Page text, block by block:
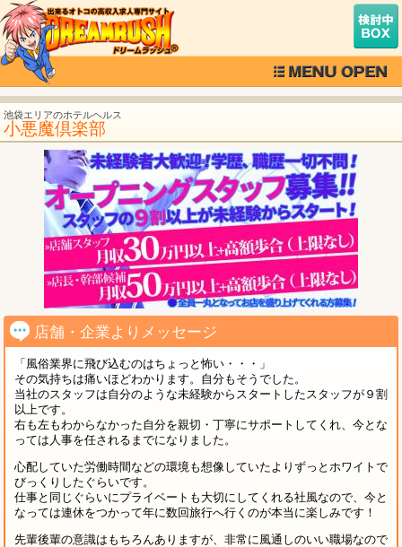
池袋エリアのホテルヘルス
小悪魔倶楽部
店舗・企業よりメッセージ
「風俗業界に飛び込むのはちょっと怖い・・・」
その気持ちは痛いほどわかります。自分もそうでした。
当社のスタッフは自分のような未経験からスタートしたスタッフが９割
以上です。
右も左もわからなかった自分を親切・丁寧にサポートしてくれ、今とな
っては人事を任されるまでになりました。
心配していた労働時間などの環境も想像していたよりずっとホワイトで
びっくりしたぐらいです。
仕事と同じぐらいにプライベートも大切にしてくれる社風なので、今と
なっては連休をつかって年に数回旅行へ行くのが本当に楽しみです！
先輩後輩の意識はもちろんありますが、非常に風通しのいい職場なので